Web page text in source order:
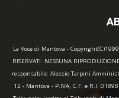
La Voce di Mantova -
RISERVATI. NESSUNA
responsabile: Alessio Tarpini
12 - Mantova - P.IVA, C.F. e R.I.